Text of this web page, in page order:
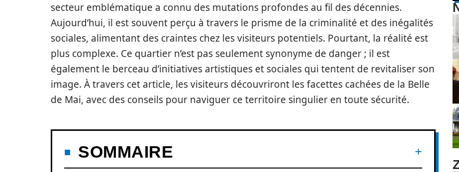
secteur emblématique a connu des mutations profondes au fil des décennies.
Aujourd’hui, il est souvent perçu à travers le prisme de la criminalité et des inégalités
sociales, alimentant des craintes chez les visiteurs potentiels. Pourtant, la réalité est
plus complexe. Ce quartier n’est pas seulement synonyme de danger ; il est
également le berceau d’initiatives artistiques et sociales qui tentent de revitaliser son
image. À travers cet article, les visiteurs découvriront les facettes cachées de la Belle
de Mai, avec des conseils pour naviguer ce territoire singulier en toute sécurité.
SOMMAIRE